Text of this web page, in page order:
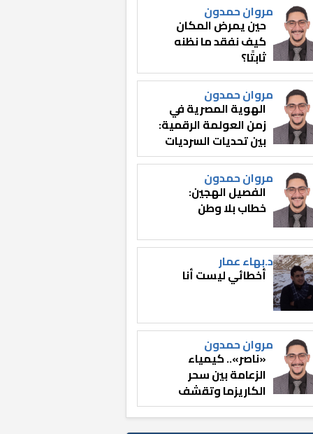
مروان حمدون
حين يمرض المكان
كيف نفقد ما نظنه
ثابتًا؟
مروان حمدون
الهوية المصرية في
زمن العولمة الرقمية:
بين تحديات السرديات
وصناعة الوعي
مروان حمدون
الفصيل الهجين:
خطاب بلا وطن
د.بهاء عمار
أخطائي ليست أنا
مروان حمدون
«ناصر».. كيمياء
الزعامة بين سحر
الكاريزما وتقشف
الثائر